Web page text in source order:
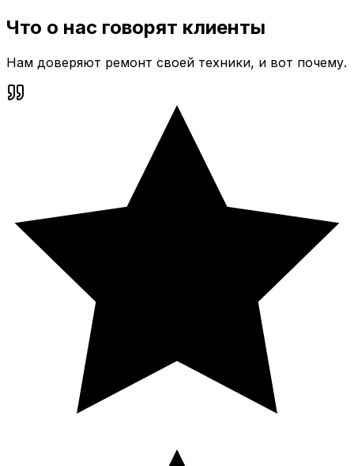
Что о нас говорят клиенты
Нам доверяют ремонт своей техники, и вот почему.